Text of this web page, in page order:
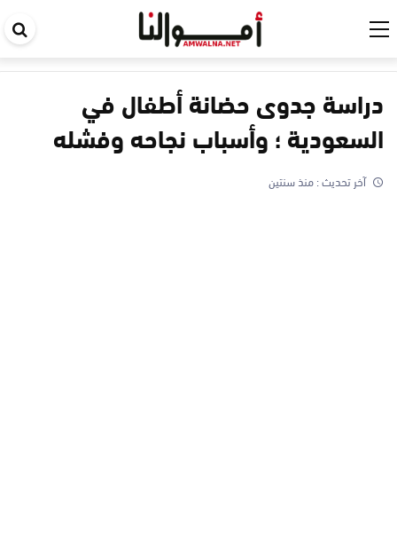
دراسة جدوى حضانة أطفال في
السعودية ؛ وأسباب نجاحه وفشله
آخر تحديث :منذ سنتين